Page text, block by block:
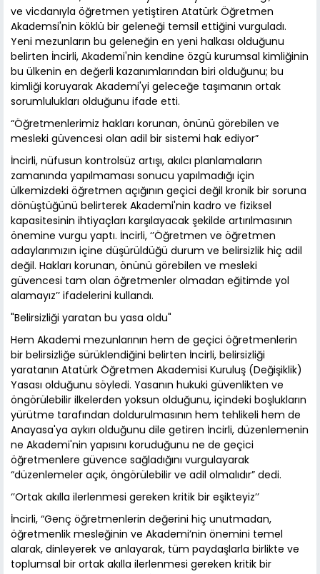
ve vicdanıyla öğretmen yetiştiren Atatürk Öğretmen
Akademsi'nin köklü bir geleneği temsil ettiğini vurguladı.
Yeni mezunların bu geleneğin en yeni halkası olduğunu
belirten İncirli, Akademi'nin kendine özgü kurumsal kimliğinin
bu ülkenin en değerli kazanımlarından biri olduğunu; bu
kimliği koruyarak Akademi'yi geleceğe taşımanın ortak
sorumlulukları olduğunu ifade etti.
“Öğretmenlerimiz hakları korunan, önünü görebilen ve
mesleki güvencesi olan adil bir sistemi hak ediyor”
İncirli, nüfusun kontrolsüz artışı, akılcı planlamaların
zamanında yapılmaması sonucu yapılmadığı için
ülkemizdeki öğretmen açığının geçici değil kronik bir soruna
dönüştüğünü belirterek Akademi'nin kadro ve fiziksel
kapasitesinin ihtiyaçları karşılayacak şekilde artırılmasının
önemine vurgu yaptı. İncirli, ‘’Öğretmen ve öğretmen
adaylarımızın içine düşürüldüğü durum ve belirsizlik hiç adil
değil. Hakları korunan, önünü görebilen ve mesleki
güvencesi tam olan öğretmenler olmadan eğitimde yol
alamayız’’ ifadelerini kullandı.
"Belirsizliği yaratan bu yasa oldu"
Hem Akademi mezunlarının hem de geçici öğretmenlerin
bir belirsizliğe sürüklendiğini belirten İncirli, belirsizliği
yaratanın Atatürk Öğretmen Akademisi Kuruluş (Değişiklik)
Yasası olduğunu söyledi. Yasanın hukuki güvenlikten ve
öngörülebilir ilkelerden yoksun olduğunu, içindeki boşlukların
yürütme tarafından doldurulmasının hem tehlikeli hem de
Anayasa'ya aykırı olduğunu dile getiren İncirli, düzenlemenin
ne Akademi'nin yapısını koruduğunu ne de geçici
öğretmenlere güvence sağladığını vurgulayarak
“düzenlemeler açık, öngörülebilir ve adil olmalıdır” dedi.
‘’Ortak akılla ilerlenmesi gereken kritik bir eşikteyiz’’
İncirli, “Genç öğretmenlerin değerini hiç unutmadan,
öğretmenlik mesleğinin ve Akademi’nin önemini temel
alarak, dinleyerek ve anlayarak, tüm paydaşlarla birlikte ve
toplumsal bir ortak akılla ilerlenmesi gereken kritik bir